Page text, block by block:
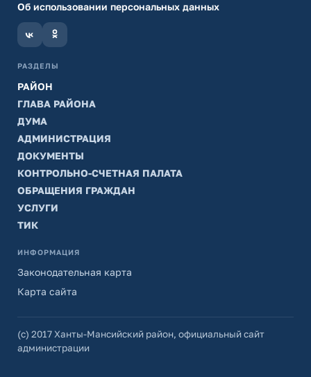
Об использовании персональных данных
РАЗДЕЛЫ
РАЙОН
ГЛАВА РАЙОНА
ДУМА
АДМИНИСТРАЦИЯ
ДОКУМЕНТЫ
КОНТРОЛЬНО-СЧЕТНАЯ ПАЛАТА
ОБРАЩЕНИЯ ГРАЖДАН
УСЛУГИ
ТИК
ИНФОРМАЦИЯ
Законодательная карта
Карта сайта
(с) 2017 Ханты-Мансийский район, официальный сайт
администрации